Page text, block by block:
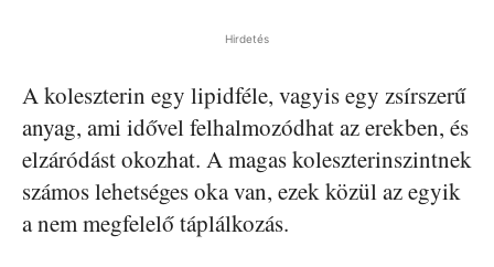
Hirdetés
A koleszterin egy lipidféle, vagyis egy zsírszerű
anyag, ami idővel felhalmozódhat az erekben, és
elzáródást okozhat. A magas koleszterinszintnek
számos lehetséges oka van, ezek közül az egyik
a nem megfelelő táplálkozás.